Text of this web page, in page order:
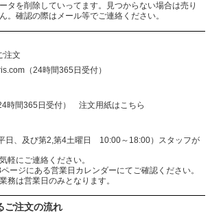
タを削除していってます。見つからない場合は売り
。確認の際はメール等でご連絡ください。
注文
（24時間365日受付）
時間365日受付）
注文用紙はこちら
日、及び第2,第4土曜日 10:00～18:00）スタッフが
軽にご連絡ください。
ージにある営業日カレンダーにてご確認ください。
務は営業日のみとなります。
ご注文の流れ